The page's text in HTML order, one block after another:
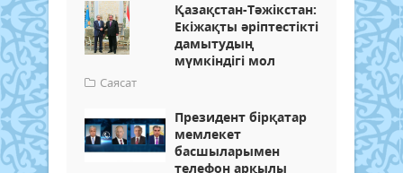
Қазақстан-Тәжікстан:
Екіжақты әріптестікті
дамытудың
мүмкіндігі мол
Саясат
Президент бірқатар
мемлекет
басшыларымен
телефон арқылы